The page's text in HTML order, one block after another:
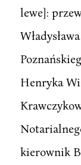
lewe]:
Henryka
kierownik